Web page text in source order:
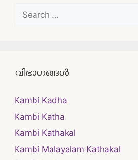
Search
for:
വിഭാഗങ്ങൾ
Kambi Kadha
Kambi Katha
Kambi Kathakal
Kambi Malayalam Kathakal